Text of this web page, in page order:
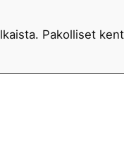
Pakolliset